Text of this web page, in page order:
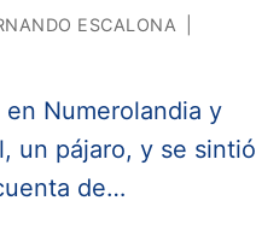
ESCALONA
Numerolandia y
un pájaro, y se sintió
de…